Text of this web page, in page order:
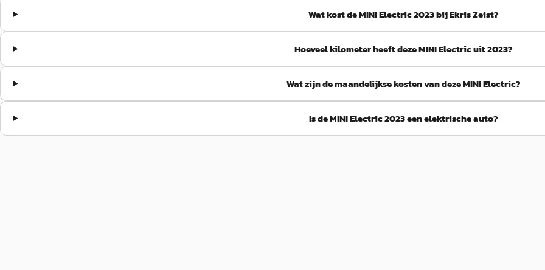
Wat kost de MINI Electric 2023 bij Ekris Zeist?
Hoeveel kilometer heeft deze MINI Electric uit 2023?
Wat zijn de maandelijkse kosten van deze MINI Electric?
Is de MINI Electric 2023 een elektrische auto?